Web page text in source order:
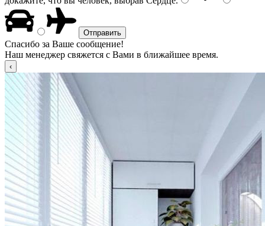
Спасибо за Ваше сообщение!
Наш менеджер свяжется с Вами в ближайшее время.